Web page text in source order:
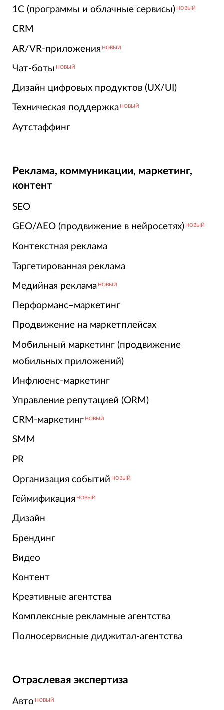
1С (программы и облачные сервисы) НОВЫЙ
CRM
AR/VR-приложения НОВЫЙ
Чат-боты НОВЫЙ
Дизайн цифровых продуктов (UX/UI)
Техническая поддержка НОВЫЙ
Аутстаффинг
Реклама, коммуникации, маркетинг,
контент
SEO
GEO/AEO (продвижение в нейросетях) НОВЫЙ
Контекстная реклама
Таргетированная реклама
Медийная реклама НОВЫЙ
Перформанс–маркетинг
Продвижение на маркетплейсах
Мобильный маркетинг (продвижение
мобильных приложений)
Инфлюенс-маркетинг
Управление репутацией (ORM)
CRM-маркетинг НОВЫЙ
SMM
PR
Организация событий НОВЫЙ
Геймификация НОВЫЙ
Дизайн
Брендинг
Видео
Контент
Креативные агентства
Комплексные рекламные агентства
Полносервисные диджитал-агентства
Отраслевая экспертиза
Авто НОВЫЙ